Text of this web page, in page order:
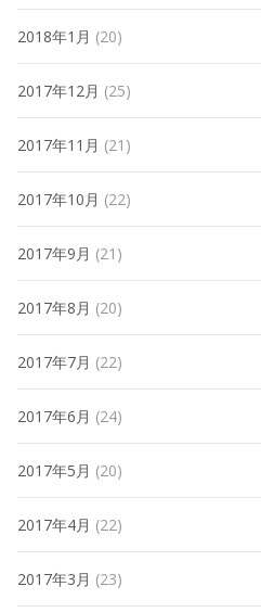
2018年1月 (20)
2017年12月 (25)
2017年11月 (21)
2017年10月 (22)
2017年9月 (21)
2017年8月 (20)
2017年7月 (22)
2017年6月 (24)
2017年5月 (20)
2017年4月 (22)
2017年3月 (23)